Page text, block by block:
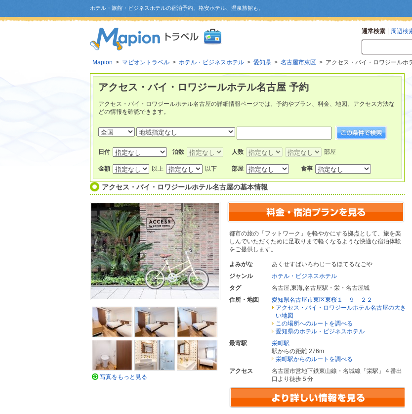
ホテル・旅館・ビジネスホテルの宿泊予約。格安ホテル、温泉旅館も。
通常検索 周辺検
Mapion > マピオントラベル > ホテル・ビジネスホテル > 愛知県 > 名古屋市東区 > アクセス・バイ・ロワジールホ
アクセス・バイ・ロワジールホテル名古屋 予約
アクセス・バイ・ロワジールホテル名古屋の詳細情報ページでは、予約やプラン、料金、地図、アクセス方法な
どの情報を確認できます。
日付 泊数 人数 部屋
金額 以上 以下 部屋 食事
アクセス・バイ・ロワジールホテル名古屋の基本情報
都市の旅の「フットワーク」を軽やかにする拠点として、旅を楽
しんでいただくために足取りまで軽くなるような快適な宿泊体験
をご提供します。
よみがな
あくせすばいろわじーるほてるなごや
ジャンル
ホテル・ビジネスホテル
タグ
名古屋,東海,名古屋駅・栄・名古屋城
住所・地図
愛知県名古屋市東区東桜１－９－２２
アクセス・バイ・ロワジールホテル名古屋の大き
い地図
この場所へのルートを調べる
愛知県のホテル・ビジネスホテル
最寄駅
栄町駅
駅からの距離 276m
栄町駅からのルートを調べる
アクセス
名古屋市営地下鉄東山線・名城線「栄駅」４番出
口より徒歩５分
写真をもっと見る